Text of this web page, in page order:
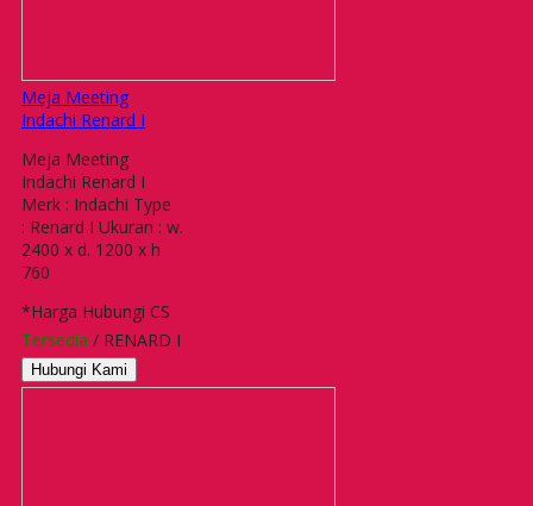
Meja Meeting
Indachi Renard I
Meja Meeting
Indachi Renard I
Merk : Indachi Type
: Renard I Ukuran : w.
2400 x d. 1200 x h
760
*Harga Hubungi CS
Tersedia / RENARD I
Hubungi Kami